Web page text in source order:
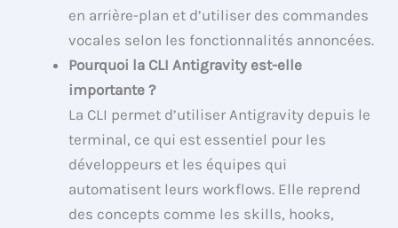
en arrière-plan et d’utiliser des commandes
vocales selon les fonctionnalités annoncées.
Pourquoi la CLI Antigravity est-elle
importante ?
La CLI permet d’utiliser Antigravity depuis le
terminal, ce qui est essentiel pour les
développeurs et les équipes qui
automatisent leurs workflows. Elle reprend
des concepts comme les skills, hooks,